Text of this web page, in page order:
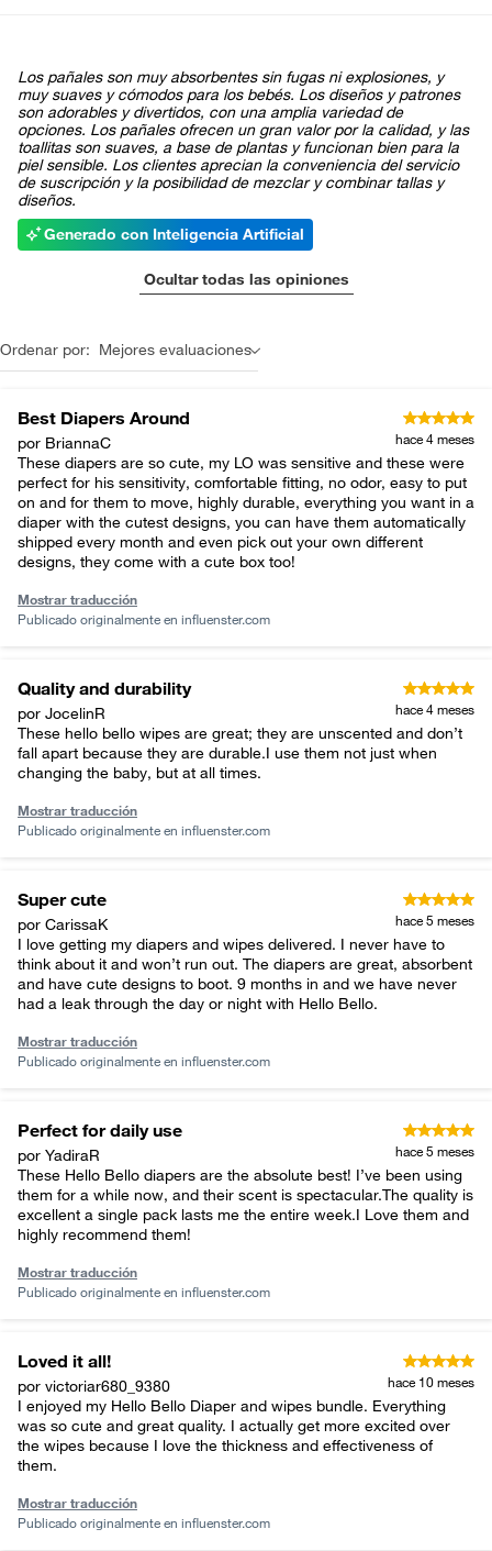
Los pañales son muy absorbentes sin fugas ni explosiones, y
muy suaves y cómodos para los bebés. Los diseños y patrones
son adorables y divertidos, con una amplia variedad de
opciones. Los pañales ofrecen un gran valor por la calidad, y las
toallitas son suaves, a base de plantas y funcionan bien para la
piel sensible. Los clientes aprecian la conveniencia del servicio
de suscripción y la posibilidad de mezclar y combinar tallas y
diseños.
Generado con Inteligencia Artificial
Ocultar todas las opiniones
Ordenar por: Mejores evaluaciones
Best Diapers Around
por BriannaC hace 4 meses
These diapers are so cute, my LO was sensitive and these were
perfect for his sensitivity, comfortable fitting, no odor, easy to put
on and for them to move, highly durable, everything you want in a
diaper with the cutest designs, you can have them automatically
shipped every month and even pick out your own different
designs, they come with a cute box too!
Mostrar traducción
Publicado originalmente en influenster.com
Quality and durability
por JocelinR hace 4 meses
These hello bello wipes are great; they are unscented and don’t
fall apart because they are durable.I use them not just when
changing the baby, but at all times.
Mostrar traducción
Publicado originalmente en influenster.com
Super cute
por CarissaK hace 5 meses
I love getting my diapers and wipes delivered. I never have to
think about it and won’t run out. The diapers are great, absorbent
and have cute designs to boot. 9 months in and we have never
had a leak through the day or night with Hello Bello.
Mostrar traducción
Publicado originalmente en influenster.com
Perfect for daily use
por YadiraR hace 5 meses
These Hello Bello diapers are the absolute best! I’ve been using
them for a while now, and their scent is spectacular.The quality is
excellent a single pack lasts me the entire week.I Love them and
highly recommend them!
Mostrar traducción
Publicado originalmente en influenster.com
Loved it all!
por victoriar680_9380 hace 10 meses
I enjoyed my Hello Bello Diaper and wipes bundle. Everything
was so cute and great quality. I actually get more excited over
the wipes because I love the thickness and effectiveness of
them.
Mostrar traducción
Publicado originalmente en influenster.com